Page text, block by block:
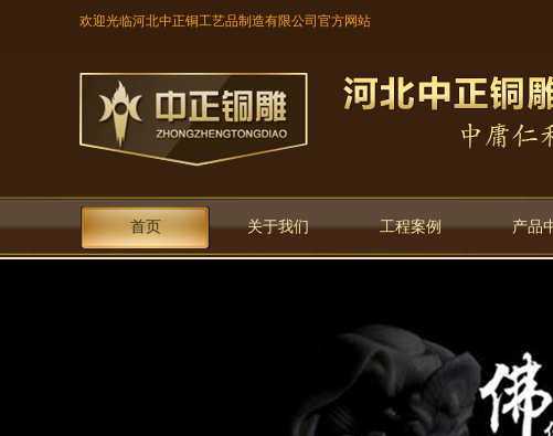
欢迎光临河北中正铜工艺品制造有限公司官方网站
首页 关于我们 工程案例 产品